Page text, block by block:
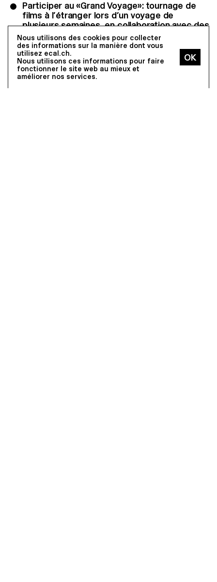
Participer au «Grand Voyage»: tournage de
films à l’étranger lors d’un voyage de
plusieurs semaines, en collaboration avec des
cinéastes et professionnels du cinéma du
pays visité (dans le passé Bela Tarr à
Sarajevo, Alain Gomis à Dakar, Kaltrina
Krasniqi et Dokufest au Kosovo...).
Nous utilisons des cookies pour collecter
des informations sur la manière dont vous
utilisez ecal.ch.
Nous utilisons ces informations pour faire
fonctionner le site web au mieux et
améliorer nos services.